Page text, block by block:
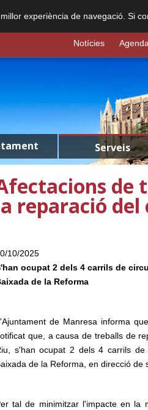
experiència de navegació. Si
Notícies Agenda
Serveis
de
reparació del
10/2025
ocupat 2 dels 4 carrils de
de la Reforma
de Manresa informa
que, a causa de treballs de
s'han ocupat 2 dels 4 carrils
de la Reforma, en direcció de
tal de minimitzar l'impacte en la